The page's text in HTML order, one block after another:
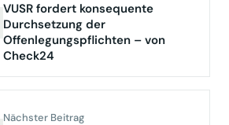
VUSR fordert konsequente
Durchsetzung der
Offenlegungspflichten – von
Check24
Nächster Beitrag